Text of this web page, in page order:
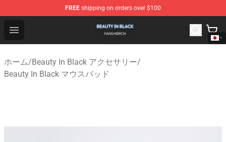
FREE shipping on orders over $100
Open menu
Beauty In Black Shop - Official Beauty In Black
ホーム/Beauty In Black アクセサリー/
Beauty In Black マウスパッド